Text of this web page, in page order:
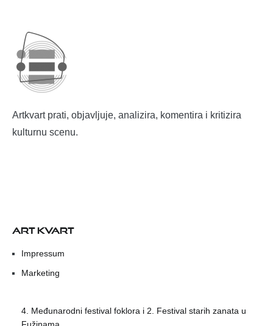
Artkvart prati, objavljuje, analizira, komentira i kritizira
kulturnu scenu.
ART KVART
Impressum
Marketing
4. Međunarodni festival foklora i 2. Festival starih zanata u